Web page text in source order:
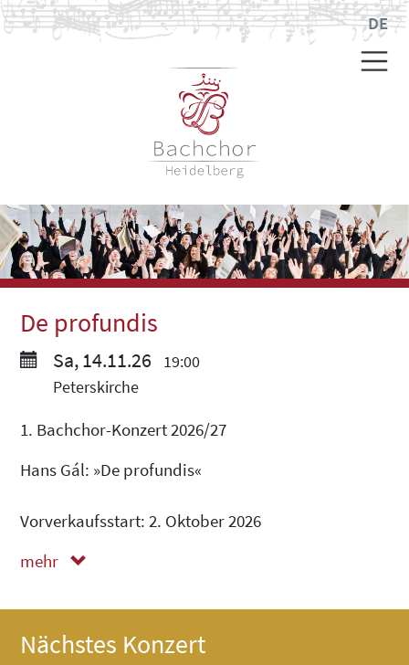
DE
De profundis
Sa, 14.11.26
19:00
Peterskirche
1. Bachchor-Konzert 2026/27
Hans Gál: »De profundis«
Vorverkaufsstart: 2. Oktober 2026
mehr
Nächstes Konzert